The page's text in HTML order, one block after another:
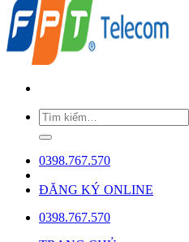
0398.767.570
ĐĂNG KÝ ONLINE
0398.767.570